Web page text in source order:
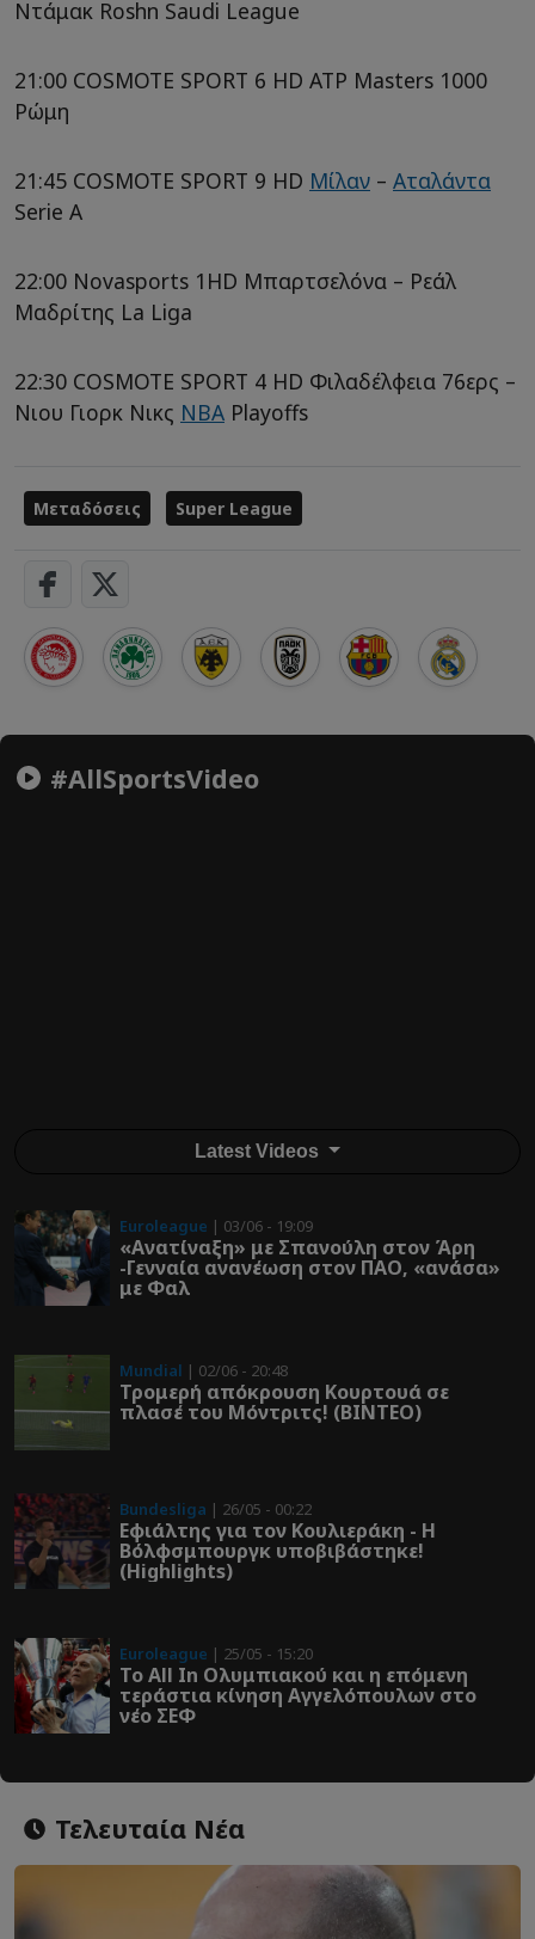
Ντάμακ Roshn Saudi League
21:00 COSMOTE SPORT 6 HD ATP Masters 1000
Ρώμη
21:45 COSMOTE SPORT 9 HD Μίλαν – Αταλάντα
Serie A
22:00 Novasports 1HD Μπαρτσελόνα – Ρεάλ
Μαδρίτης La Liga
22:30 COSMOTE SPORT 4 HD Φιλαδέλφεια 76ερς –
Νιου Γιορκ Νικς NBA Playoffs
Μεταδόσεις Super League
#AllSportsVideo
Latest Videos
Euroleague | 03/06 - 19:09
«Ανατίναξη» με Σπανούλη στον Άρη
-Γενναία ανανέωση στον ΠΑΟ, «ανάσα»
με Φαλ
Mundial | 02/06 - 20:48
Τρομερή απόκρουση Κουρτουά σε
πλασέ του Μόντριτς! (ΒΙΝΤΕΟ)
Bundesliga | 26/05 - 00:22
Εφιάλτης για τον Κουλιεράκη - Η
Βόλφσμπουργκ υποβιβάστηκε!
(Highlights)
Euroleague | 25/05 - 15:20
Το All In Ολυμπιακού και η επόμενη
τεράστια κίνηση Αγγελόπουλων στο
νέο ΣΕΦ
Τελευταία Νέα